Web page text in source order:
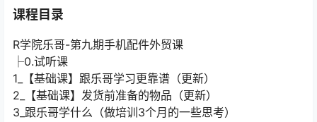
课程目录
R学院乐哥-第九期手机配件外贸课
├0.试听课
1_【基础课】跟乐哥学习更靠谱（更新）
2_【基础课】发货前准备的物品（更新）
3_跟乐哥学什么（做培训3个月的一些思考）